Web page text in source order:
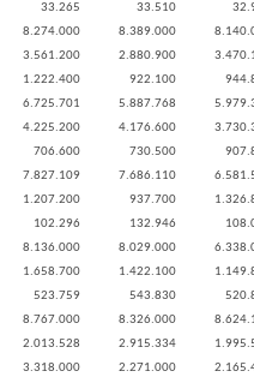
33.265 33.510
8.274.000 8.389.000
3.561.200 2.880.900
1.222.400 922.100
6.725.701 5.887.768
4.225.200 4.176.600
706.600 730.500
7.827.109 7.686.110
1.207.200 937.700
102.296 132.946
8.136.000 8.029.000
1.658.700 1.422.100
523.759 543.830
8.767.000 8.326.000
2.013.528 2.915.334
3.318.000 2.271.000